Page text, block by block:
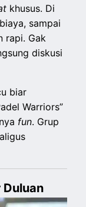
khusus. Di
sampai
rapi. Gak
diskusi
biar
Warriors”
fun. Grup
Duluan